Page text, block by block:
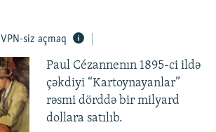
VPN-siz açmaq
Paul Cézannenın 1895-ci ildə
çəkdiyi “Kartoynayanlar”
rəsmi dörddə bir milyard
dollara satılıb.